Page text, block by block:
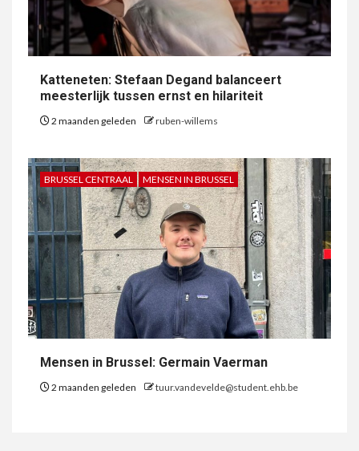
Katteneten: Stefaan Degand balanceert
meesterlijk tussen ernst en hilariteit
2 maanden geleden ruben-willems
BRUSSEL CENTRAAL MENSEN IN BRUSSEL
Mensen in Brussel: Germain Vaerman
2 maanden geleden tuur.vandevelde@student.ehb.be